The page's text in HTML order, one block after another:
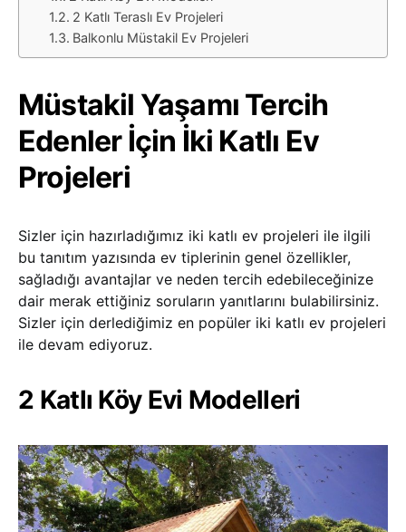
2 Katlı Teraslı Ev Projeleri
Balkonlu Müstakil Ev Projeleri
Müstakil Yaşamı Tercih
Edenler İçin İki Katlı Ev
Projeleri
Sizler için hazırladığımız iki katlı ev projeleri ile ilgili
bu tanıtım yazısında ev tiplerinin genel özellikler,
sağladığı avantajlar ve neden tercih edebileceğinize
dair merak ettiğiniz soruların yanıtlarını bulabilirsiniz.
Sizler için derlediğimiz en popüler iki katlı ev projeleri
ile devam ediyoruz.
2 Katlı Köy Evi Modelleri